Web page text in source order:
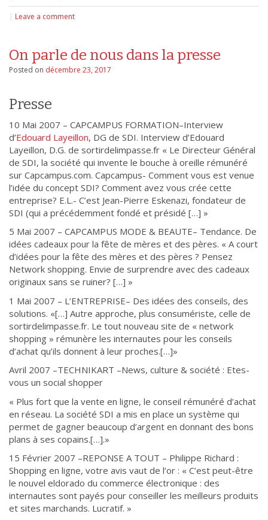
| Leave a comment
On parle de nous dans la presse
Posted on décembre 23, 2017
Presse
10 Mai 2007 – CAPCAMPUS FORMATION–Interview
d’Edouard Layeillon, DG de SDI. Interview d’Edouard
Layeillon, D.G. de sortirdelimpasse.fr « Le Directeur Général
de SDI, la société qui invente le bouche à oreille rémunéré
sur Capcampus.com. Capcampus- Comment vous est venue
l’idée du concept SDI? Comment avez vous crée cette
entreprise? E.L.- C’est Jean-Pierre Eskenazi, fondateur de
SDI (qui a précédemment fondé et présidé […] »
5 Mai 2007 – CAPCAMPUS MODE & BEAUTE– Tendance. De
idées cadeaux pour la fête de mères et des pères. « A court
d’idées pour la fête des mères et des pères ? Pensez
Network shopping. Envie de surprendre avec des cadeaux
originaux sans se ruiner? […] »
1 Mai 2007 – L’ENTREPRISE– Des idées des conseils, des
solutions. «[…] Autre approche, plus consumériste, celle de
sortirdelimpasse.fr. Le tout nouveau site de « network
shopping » rémunère les internautes pour les conseils
d’achat qu’ils donnent à leur proches.[…]»
Avril 2007 –TECHNIKART –News, culture & société : Etes-
vous un social shopper
« Plus fort que la vente en ligne, le conseil rémunéré d’achat
en réseau. La société SDI a mis en place un système qui
permet de gagner beaucoup d’argent en donnant des bons
plans à ses copains.[…].»
15 Février 2007 –REPONSE A TOUT – Philippe Richard :
Shopping en ligne, votre avis vaut de l’or : « C’est peut-être
le nouvel eldorado du commerce électronique : des
internautes sont payés pour conseiller les meilleurs produits
et sites marchands. Lucratif. »